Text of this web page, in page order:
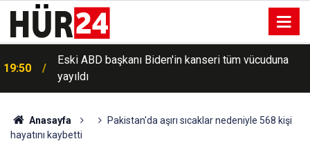
19:50
Eski ABD başkanı Biden'in kanseri tüm vücuduna
yayıldı
Anasayfa
Pakistan'da aşırı sıcaklar nedeniyle 568 kişi
hayatını kaybetti